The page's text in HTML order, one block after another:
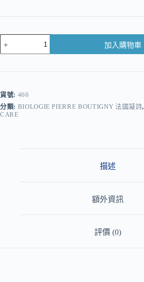
加入購物車
r
n
a
貨號: 466
分類: BIOLOGIE PIERRE BOUTIGNY 法國凝詩,
CARE
描述
額外資訊
評價 (0)